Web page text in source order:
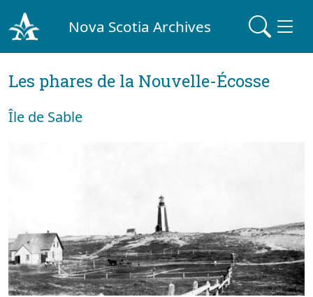
Nova Scotia Archives
Les phares de la Nouvelle-Écosse
Île de Sable